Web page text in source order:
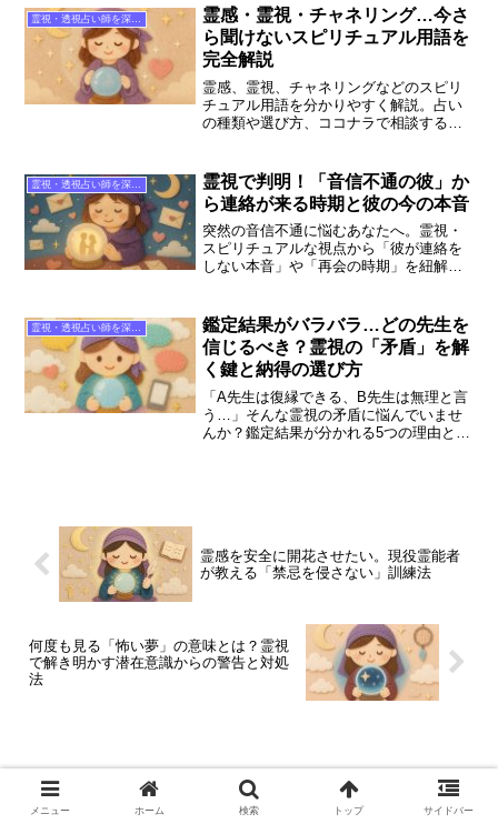
できる占い師の見極め方を専門編集者が
解説します。
霊感・霊視・チャネリング…今さ
ら聞けないスピリチュアル用語を
完全解説
霊感、霊視、チャネリングなどのスピリ
チュアル用語を分かりやすく解説。占い
の種類や選び方、ココナラで相談する際
談のコツまで4000文字以上の情報量で深
掘りします。
霊視で判明！「音信不通の彼」か
ら連絡が来る時期と彼の今の本音
突然の音信不通に悩むあなたへ。霊視・
スピリチュアルな視点から「彼が連絡を
しない本音」や「再会の時期」を紐解き
し、次の一歩を踏み出すためのガイド記
事です。
霊視・透視占い師を深掘り
鑑定結果がバラバラ…どの先生を
信じるべき？霊視の「矛盾」を解
く鍵と納得の選び方
「A先生は復縁できる、B先生は無理と言
う…」そんな霊視の矛盾に悩んでいませ
んか？鑑定結果が分かれる5つの理由と、
霊感を安全に開花させたい。現役霊能者
が教える「禁忌を侵さない」訓練法
何度も見る「怖い夢」の意味とは？霊視
で解き明かす潜在意識からの警告と対処
法
メニュー ホーム 検索 トップ サイドバー